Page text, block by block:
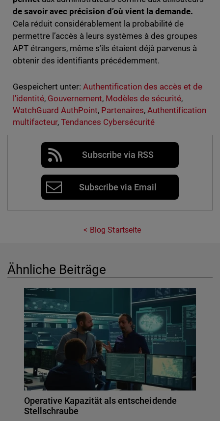
de savoir avec précision d’où vient la demande.
Cela réduit considérablement la probabilité de
permettre l’accès à leurs systèmes à des groupes
APT étrangers, même s’ils étaient déjà parvenus à
obtenir des identifiants précédemment.
Gespeichert unter: Authentification des accès et de
l'identité, Gouvernement, Modèles de sécurité,
WatchGuard AuthPoint, Partenaires,Authentification
multifacteur, Tendances Cybersécurité
Subscribe via RSS
Subscribe via Email
Blog Startseite
Ähnliche Beiträge
Operative Kapazität als entscheidende
Stellschraube